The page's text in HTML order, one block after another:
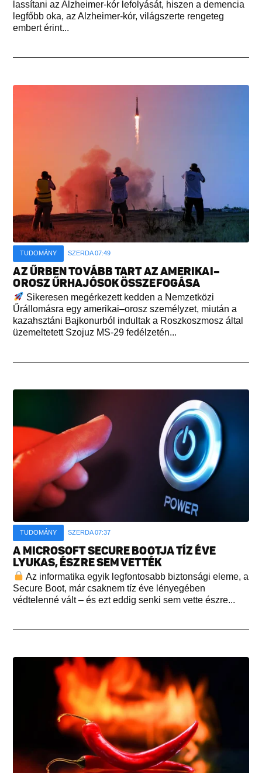
lassítani az Alzheimer-kór lefolyását, hiszen a demencia
legfőbb oka, az Alzheimer-kór, világszerte rengeteg
embert érint...
TUDOMÁNY SZERDA 07:49
AZ ŰRBEN TOVÁBB TART AZ AMERIKAI–
OROSZ ŰRHAJÓSOK ÖSSZEFOGÁSA
Sikeresen megérkezett kedden a Nemzetközi
Űrállomásra egy amerikai–orosz személyzet, miután a
kazahsztáni Bajkonurból indultak a Roszkoszmosz által
üzemeltetett Szojuz MS-29 fedélzetén...
TUDOMÁNY SZERDA 07:37
A MICROSOFT SECURE BOOTJA TÍZ ÉVE
LYUKAS, ÉSZRE SEM VETTÉK
Az informatika egyik legfontosabb biztonsági eleme, a
Secure Boot, már csaknem tíz éve lényegében
védtelenné vált – és ezt eddig senki sem vette észre...